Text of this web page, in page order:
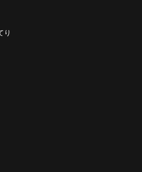
り